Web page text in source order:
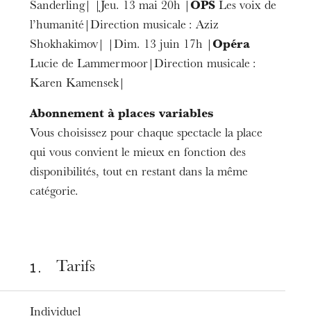
Die OnR mit euch
Führungen durch die Oper
Sanderling| |Jeu. 13 mai 20h | OPS Les voix de
l’humanité|Direction musicale : Aziz
Shokhakimov| |Dim. 13 juin 17h | Opéra
Lucie de Lammermoor|Direction musicale :
Karen Kamensek|
Abonnement à places variables
Vous choisissez pour chaque spectacle la place
qui vous convient le mieux en fonction des
disponibilités, tout en restant dans la même
catégorie.
1 . Tarifs
Individuel